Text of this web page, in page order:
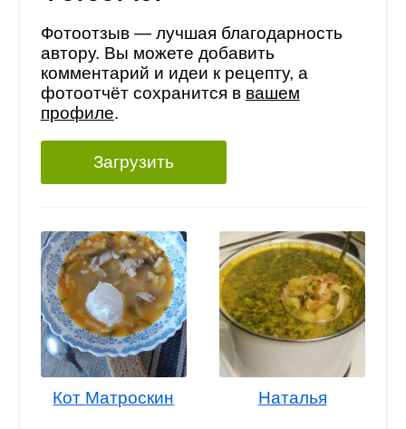
Фотоотзыв — лучшая благодарность
автору. Вы можете добавить
комментарий и идеи к рецепту, а
фотоотчёт сохранится в вашем
профиле.
Загрузить
Кот Матроскин Наталья